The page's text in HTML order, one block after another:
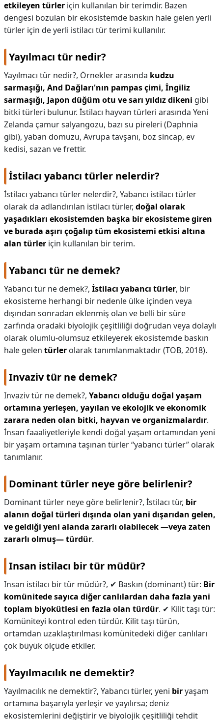
etkileyen türler için kullanılan bir terimdir. Bazen
dengesi bozulan bir ekosistemde baskın hale gelen yerli
türler için de yerli istilacı tür terimi kullanılır.
Yayılmacı tür nedir?
Yayılmacı tür nedir?, Örnekler arasında kudzu
sarmaşığı, And Dağları'nın pampas çimi, İngiliz
sarmaşığı, Japon düğüm otu ve sarı yıldız dikeni gibi
bitki türleri bulunur. İstilacı hayvan türleri arasında Yeni
Zelanda çamur salyangozu, bazı su pireleri (Daphnia
gibi), yaban domuzu, Avrupa tavşanı, boz sincap, ev
kedisi, sazan ve frettir.
İstilacı yabancı türler nelerdir?
İstilacı yabancı türler nelerdir?, Yabancı istilacı türler
olarak da adlandırılan istilacı türler, doğal olarak
yaşadıkları ekosistemden başka bir ekosisteme giren
ve burada aşırı çoğalıp tüm ekosistemi etkisi altına
alan türler için kullanılan bir terim.
Yabancı tür ne demek?
Yabancı tür ne demek?, İstilacı yabancı türler, bir
ekosisteme herhangi bir nedenle ülke içinden veya
dışından sonradan eklenmiş olan ve belli bir süre
zarfında oradaki biyolojik çeşitliliği doğrudan veya dolaylı
olarak olumlu-olumsuz etkileyerek ekosistemde baskın
hale gelen türler olarak tanımlanmaktadır (TOB, 2018).
Invaziv tür ne demek?
Invaziv tür ne demek?, Yabancı olduğu doğal yaşam
ortamına yerleşen, yayılan ve ekolojik ve ekonomik
zarara neden olan bitki, hayvan ve organizmalardır.
İnsan faaaliyetleriyle kendi doğal yaşam ortamından yeni
bir yaşam ortamına taşınan türler “yabancı türler” olarak
tanımlanır.
Dominant türler neye göre belirlenir?
Dominant türler neye göre belirlenir?, İstilacı tür, bir
alanın doğal türleri dışında olan yani dışarıdan gelen,
ve geldiği yeni alanda zararlı olabilecek —veya zaten
zararlı olmuş— türdür.
Insan istilacı bir tür müdür?
Insan istilacı bir tür müdür?, ✔ Baskın (dominant) tür: Bir
komünitede sayıca diğer canlılardan daha fazla yani
toplam biyokütlesi en fazla olan türdür. ✔ Kilit taşı tür:
Komüniteyi kontrol eden türdür. Kilit taşı türün,
ortamdan uzaklaştırılması komünitedeki diğer canlıları
çok büyük ölçüde etkiler.
Yayılmacılık ne demektir?
Yayılmacılık ne demektir?, Yabancı türler, yeni biryaşam
ortamına başarıyla yerleşir ve yayılırsa; deniz
ekosistemlerini değiştirir ve biyolojik çeşitliliği tehdit